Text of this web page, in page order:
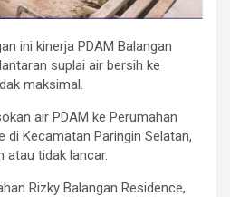
ini kinerja PDAM Balangan
suplai air bersih ke
maksimal.
air PDAM ke Perumahan
di Kecamatan Paringin Selatan,
atau tidak lancar.
Rizky Balangan Residence,